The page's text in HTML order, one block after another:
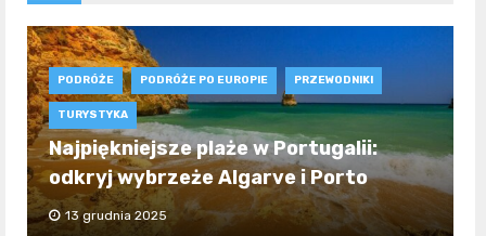
PODRÓŻE PODRÓŻE PO EUROPIE PRZEWODNIKI
TURYSTYKA
Najpiękniejsze plaże w Portugalii:
odkryj wybrzeże Algarve i Porto
13 grudnia 2025